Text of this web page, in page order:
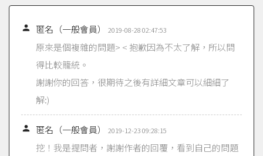
 匿名（一般會員） 2019-08-28 02:47:53
原來是個複雜的問題> < 抱歉因為不太了解，所以問
得比較籠統。
謝謝你的回答，很期待之後有詳細文章可以細細了
解:)
 匿名（一般會員） 2019-12-23 09:28:15
挖！我是提問者，謝謝作者的回覆，看到自己的問題